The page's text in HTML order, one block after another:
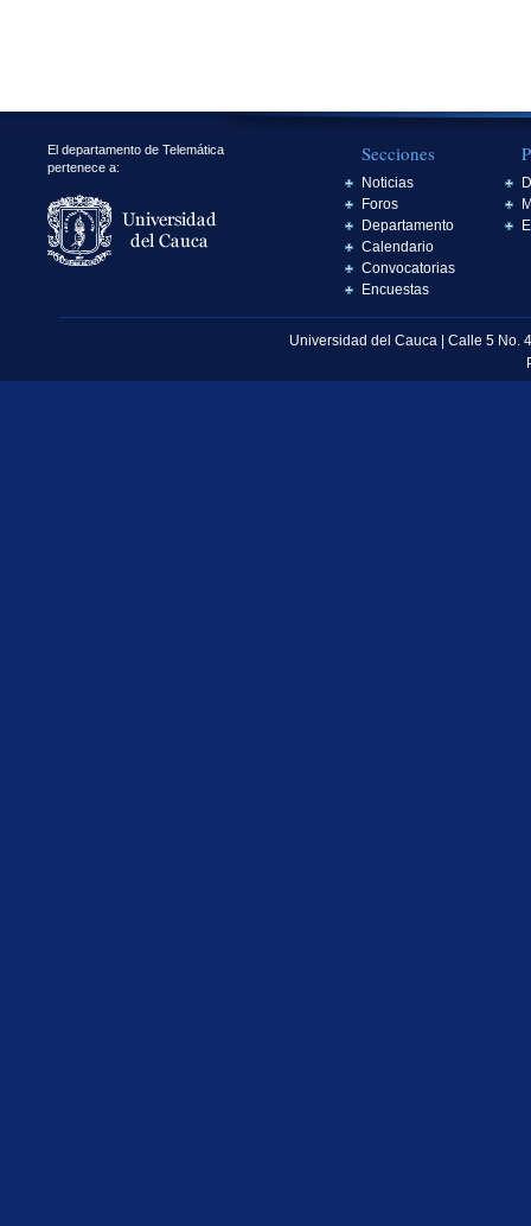
El departamento de Telemática
pertenece a:
Secciones
Noticias
Foros
Departamento
Calendario
Convocatorias
Encuestas
Universidad del Cauca | Calle 5 No.